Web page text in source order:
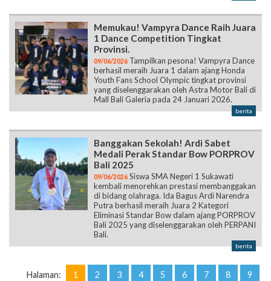
Memukau! Vampyra Dance Raih Juara
1 Dance Competition Tingkat
Provinsi.
09/06/2026 Tampilkan pesona! Vampyra Dance
berhasil meraih Juara 1 dalam ajang Honda
Youth Fans School Olympic tingkat provinsi
yang diselenggarakan oleh Astra Motor Bali di
Mall Bali Galeria pada 24 Januari 2026.
berita
Banggakan Sekolah! Ardi Sabet
Medali Perak Standar Bow PORPROV
Bali 2025
09/06/2026 Siswa SMA Negeri 1 Sukawati
kembali menorehkan prestasi membanggakan
di bidang olahraga. Ida Bagus Ardi Narendra
Putra berhasil meraih Juara 2 Kategori
Eliminasi Standar Bow dalam ajang PORPROV
Bali 2025 yang diselenggarakan oleh PERPANI
Bali.
berita
Halaman: 1 2 3 4 5 6 7 8 9